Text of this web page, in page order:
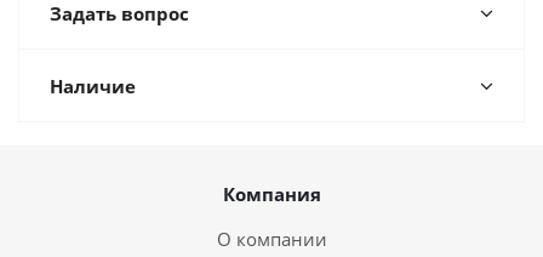
Задать вопрос
Наличие
Компания
О компании